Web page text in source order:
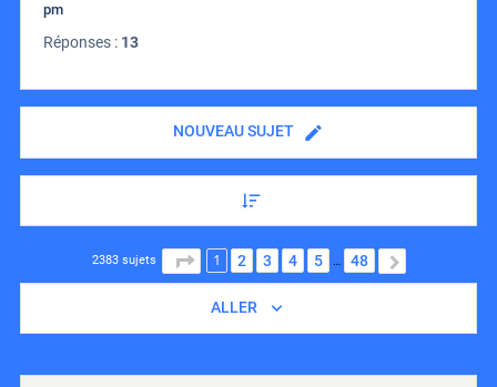
pm
Réponses : 13
NOUVEAU SUJET
2383 sujets PAGE 1 SUR 48
1 2 3 4 5 … 48
ALLER